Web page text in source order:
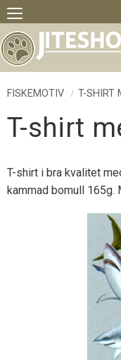
Meny
FISKEMOTIV T-SHIRT
T-shirt
T-shirt i bra kvalitet
kammad bomull